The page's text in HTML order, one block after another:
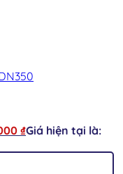
₫Giá hiện tại là: